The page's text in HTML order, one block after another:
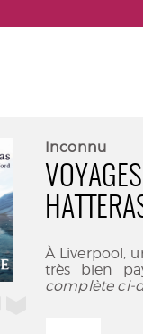
Inconnu
À Liverpool,
très bien
complète ci-